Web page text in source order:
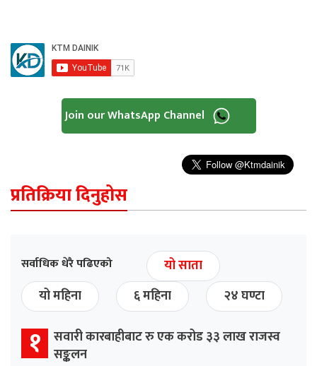
Join our WhatsApp Channel
प्रतिक्रिया दिनुहोस
सर्वाधिक धेरै पढिएको
यो साता
यो महिना
६ महिना २४ घण्टा
१ सवारी कारबाहीबाट रु एक करोड ३३ लाख राजस्व
सङ्कलन